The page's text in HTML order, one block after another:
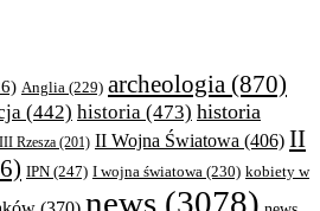
Anglia (229) archeologia (870)
(442) historia (473) historia
III Rzesza (201) II Wojna Światowa (406) II
IPN (247) I wojna światowa (230) kobiety w
news (3078)